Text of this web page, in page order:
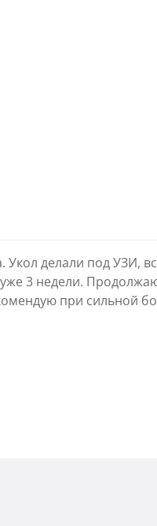
Укол делали под УЗИ,
3 недели.
при сильной